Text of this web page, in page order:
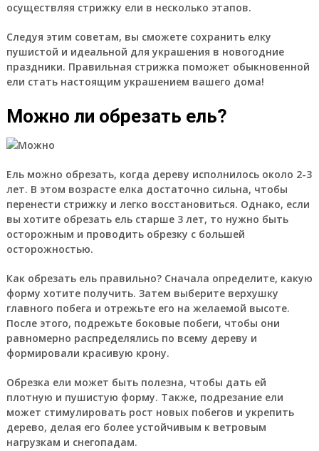
осуществляя стрижку ели в несколько этапов.
Следуя этим советам, вы сможете сохранить елку
пушистой и идеальной для украшения в новогодние
праздники. Правильная стрижка поможет обыкновенной
ели стать настоящим украшением вашего дома!
Можно ли обрезать ель?
Ель можно обрезать, когда дереву исполнилось около 2-3
лет. В этом возрасте елка достаточно сильна, чтобы
перенести стрижку и легко восстановиться. Однако, если
вы хотите обрезать ель старше 3 лет, то нужно быть
осторожным и проводить обрезку с большей
осторожностью.
Как обрезать ель правильно? Сначала определите, какую
форму хотите получить. Затем выберите верхушку
главного побега и отрежьте его на желаемой высоте.
После этого, подрежьте боковые побеги, чтобы они
равномерно распределялись по всему дереву и
формировали красивую крону.
Обрезка ели может быть полезна, чтобы дать ей
плотную и пушистую форму. Также, подрезание ели
может стимулировать рост новых побегов и укрепить
дерево, делая его более устойчивым к ветровым
нагрузкам и снегопадам.